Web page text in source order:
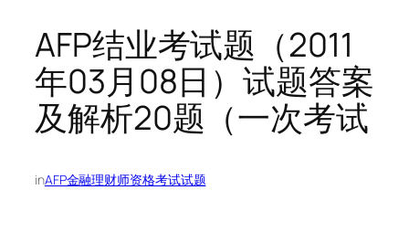
AFP结业考试题（2011
年03月08日）试题答案
及解析20题（一次考试
inAFP金融理财师资格考试试题